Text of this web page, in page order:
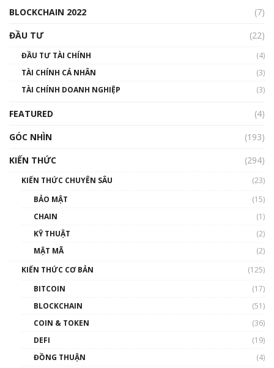
BLOCKCHAIN 2022
(7)
ĐẦU TƯ
(22)
ĐẦU TƯ TÀI CHÍNH
(4)
TÀI CHÍNH CÁ NHÂN
(3)
TÀI CHÍNH DOANH NGHIỆP
(3)
FEATURED
(4)
GÓC NHÌN
(193)
KIẾN THỨC
(294)
KIẾN THỨC CHUYÊN SÂU
(23)
BẢO MẬT
(15)
CHAIN
(1)
KỸ THUẬT
(2)
MẬT MÃ
(2)
KIẾN THỨC CƠ BẢN
(125)
BITCOIN
(17)
BLOCKCHAIN
(51)
COIN & TOKEN
(36)
DEFI
(19)
ĐỒNG THUẬN
(4)